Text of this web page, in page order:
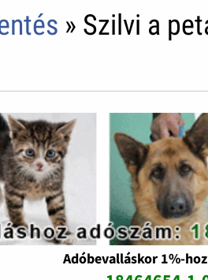
» Szilvi a
Adóbevalláskor 1%-